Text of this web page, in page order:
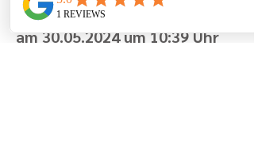
Geschrieben von Familie T.M.
am30.05.2024um 10:39 Uhr